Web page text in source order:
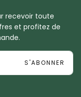
recevoir toute
et profitez de
S'ABONNER